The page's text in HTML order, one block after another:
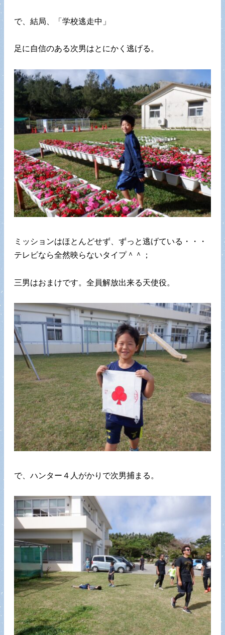
で、結局、「学校逃走中」
足に自信のある次男はとにかく逃げる。
ミッションはほとんどせず、ずっと逃げている・・・
テレビなら全然映らないタイプ＾＾；
三男はおまけです。全員解放出来る天使役。
で、ハンター４人がかりで次男捕まる。